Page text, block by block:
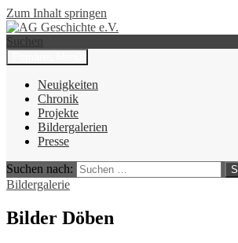
Zum Inhalt springen
AG Geschichte e.V.
Suchen
Neuigkeiten
Chronik
Projekte
Bildergalerien
Presse
Suchen nach:
Bildergalerie
Bilder Döben